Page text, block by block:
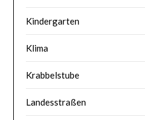
Kindergarten
Klima
Krabbelstube
Landesstraßen